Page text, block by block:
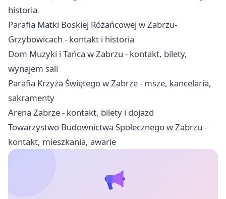
historia
Parafia Matki Boskiej Różańcowej w Zabrzu-
Grzybowicach - kontakt i historia
Dom Muzyki i Tańca w Zabrzu - kontakt, bilety,
wynajem sali
Parafia Krzyża Świętego w Zabrze - msze, kancelaria,
sakramenty
Arena Zabrze - kontakt, bilety i dojazd
Towarzystwo Budownictwa Społecznego w Zabrzu -
kontakt, mieszkania, awarie